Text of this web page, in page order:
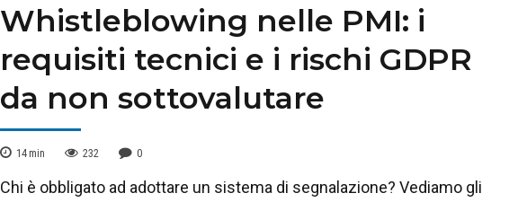
Whistleblowing nelle PMI: i
requisiti tecnici e i rischi GDPR
da non sottovalutare
14 min 232 0
Chi è obbligato ad adottare un sistema di segnalazione? Vediamo gli